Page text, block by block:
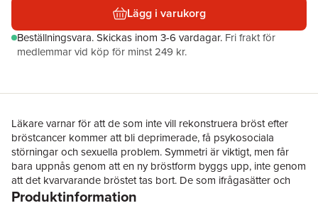
Lägg i varukorg
Beställningsvara.Skickas inom 3-6 vardagar. Fri frakt för
medlemmar vid köp för minst 249 kr.
Läkare varnar för att de som inte vill rekonstruera bröst efter
bröstcancer kommer att bli deprimerade, få psykosociala
störningar och sexuella problem. Symmetri är viktigt, men får
bara uppnås genom att en ny bröstform byggs upp, inte genom
att det kvarvarande bröstet tas bort. De som ifrågasätter och
hellre vill bli platta möts av ett massivt motstånd. De får höra att
Produktinformation